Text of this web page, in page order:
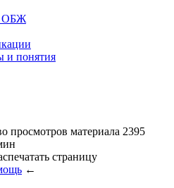
ОБЖ
и понятия
2395
←